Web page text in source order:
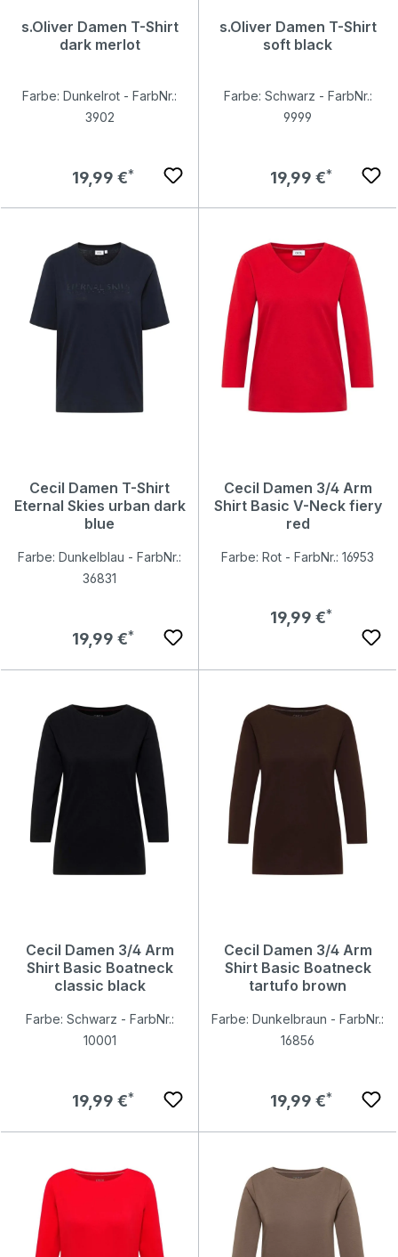
s.Oliver Damen T-Shirt
dark merlot
Farbe: Dunkelrot - FarbNr.:
3902
Regulärer Preis:
19,99 €
s.Oliver Damen T-Shirt
soft black
Farbe: Schwarz - FarbNr.:
9999
Regulärer Preis:
19,99 €
Cecil Damen T-Shirt
Eternal Skies urban dark
blue
Farbe: Dunkelblau - FarbNr.:
36831
Regulärer Preis:
19,99 €
Cecil Damen 3/4 Arm
Shirt Basic V-Neck fiery
red
Farbe: Rot - FarbNr.: 16953
Regulärer Preis:
19,99 €
Cecil Damen 3/4 Arm
Shirt Basic Boatneck
classic black
Farbe: Schwarz - FarbNr.:
10001
Regulärer Preis:
19,99 €
Cecil Damen 3/4 Arm
Shirt Basic Boatneck
tartufo brown
Farbe: Dunkelbraun - FarbNr.:
16856
Regulärer Preis:
19,99 €